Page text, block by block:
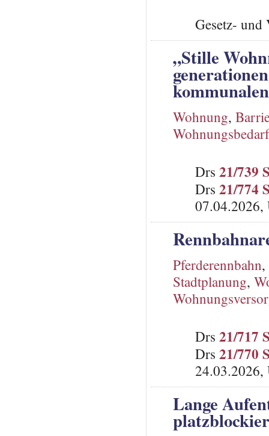
Gesetz-
„Stille
Wohnung,
Wohnungsbedarf
Drs 21/739
Drs 21/774
07.04.2026,
Pferderennbahn,
Stadtplanung,
Drs 21/717
Drs 21/770
24.03.2026,
Lange